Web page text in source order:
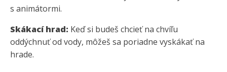
s animátormi.
Skákací hrad: Keď si budeš chcieť na chvíľu
oddýchnuť od vody, môžeš sa poriadne vyskákať na
hrade.